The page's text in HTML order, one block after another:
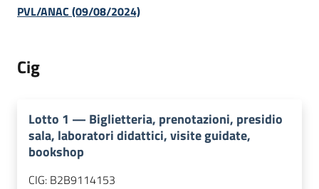
PVL/ANAC (09/08/2024)
Cig
Lotto 1 — Biglietteria, prenotazioni, presidio
sala, laboratori didattici, visite guidate,
bookshop
CIG: B2B9114153